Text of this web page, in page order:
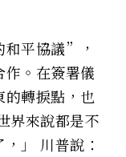
平協議”，
。在簽署儀
轉捩點，也
界來說都是不
」 川普說：